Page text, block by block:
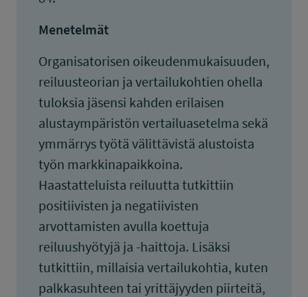
Menetelmät
Organisatorisen oikeudenmukaisuuden,
reiluusteorian ja vertailukohtien ohella
tuloksia jäsensi kahden erilaisen
alustaympäristön vertailuasetelma sekä
ymmärrys työtä välittävistä alustoista
työn markkinapaikkoina.
Haastatteluista reiluutta tutkittiin
positiivisten ja negatiivisten
arvottamisten avulla koettuja
reiluushyötyjä ja -haittoja. Lisäksi
tutkittiin, millaisia vertailukohtia, kuten
palkkasuhteen tai yrittäjyyden piirteitä,